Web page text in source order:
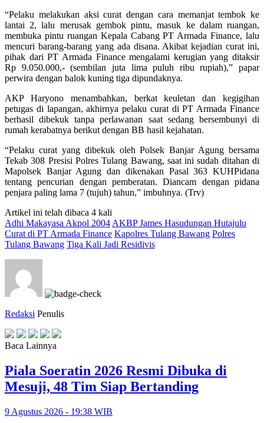
“Pelaku melakukan aksi curat dengan cara memanjat tembok ke
lantai 2, lalu merusak gembok pintu, masuk ke dalam ruangan,
membuka pintu ruangan Kepala Cabang PT Armada Finance, lalu
mencuri barang-barang yang ada disana. Akibat kejadian curat ini,
pihak dari PT Armada Finance mengalami kerugian yang ditaksir
Rp 9.050.000,- (sembilan juta lima puluh ribu rupiah),” papar
perwira dengan balok kuning tiga dipundaknya.
AKP Haryono menambahkan, berkat keuletan dan kegigihan
petugas di lapangan, akhirnya pelaku curat di PT Armada Finance
berhasil dibekuk tanpa perlawanan saat sedang bersembunyi di
rumah kerabatnya berikut dengan BB hasil kejahatan.
“Pelaku curat yang dibekuk oleh Polsek Banjar Agung bersama
Tekab 308 Presisi Polres Tulang Bawang, saat ini sudah ditahan di
Mapolsek Banjar Agung dan dikenakan Pasal 363 KUHPidana
tentang pencurian dengan pemberatan. Diancam dengan pidana
penjara paling lama 7 (tujuh) tahun,” imbuhnya. (Trv)
Artikel ini telah dibaca 4 kali
Adhi Makayasa Akpol 2004 AKBP James Hasudungan Hutajulu
Curat di PT Armada Finance Kapolres Tulang Bawang Polres
Tulang Bawang Tiga Kali Jadi Residivis
Redaksi Penulis
Baca Lainnya
Piala Soeratin 2026 Resmi Dibuka di
Mesuji, 48 Tim Siap Bertanding
9 Agustus 2026 - 19:38 WIB